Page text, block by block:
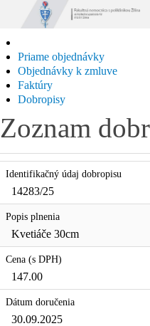
Priame objednávky
Objednávky k zmluve
Faktúry
Dobropisy
Zoznam
Identifikačný údaj dobropisu
14283/25
Popis plnenia
Kvetiáče 30cm
Cena (s DPH)
147.00
Dátum doručenia
30.09.2025